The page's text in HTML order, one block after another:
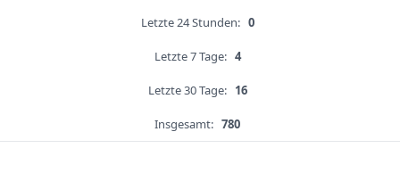
Letzte 24 Stunden: 0
Letzte 7 Tage: 4
Letzte 30 Tage: 16
Insgesamt: 780